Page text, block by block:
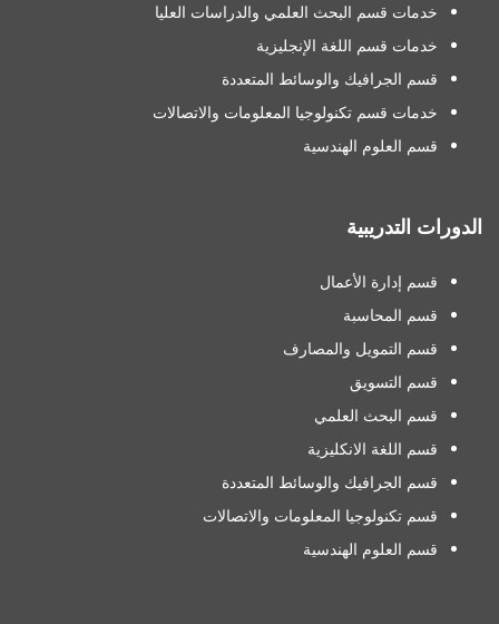
خدمات قسم البحث العلمي والدراسات العليا
خدمات قسم اللغة الإنجليزية
قسم الجرافيك والوسائط المتعددة
خدمات قسم تكنولوجيا المعلومات والاتصالات
قسم العلوم الهندسية
الدورات التدريبية
قسم إدارة الأعمال
قسم المحاسبة
قسم التمويل والمصارف
قسم التسويق
قسم البحث العلمي
قسم اللغة الانكليزية
قسم الجرافيك والوسائط المتعددة
قسم تكنولوجيا المعلومات والاتصالات
قسم العلوم الهندسية